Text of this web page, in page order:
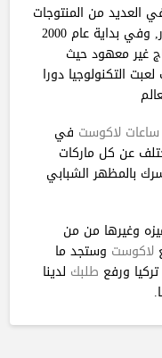
العديد من المنتوجات
مثل الساعات، النظارات، الأحذية، العطور, وفي بداية عام 2000
غير معهود حيث
بلد في سنة 2005. حيث لعبت التكنولوجيا دورا
ساعات لاكوست في
عن كل ماركات
بالمظهر الشبابي
وغيرها من من
لاكوست وستجد ما
ورفع طلبك لدينا